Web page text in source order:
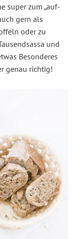
super zum „auf-
gern als
oder zu
und
Besonderes
genau richtig!